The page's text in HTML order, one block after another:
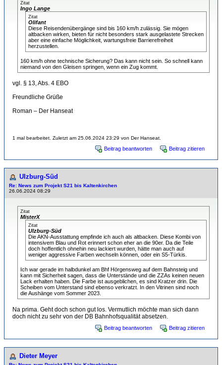
Zitat
Ingo Lange
Zitat
Olifant
Diese Reisendenübergänge sind bis 160 km/h zulässig. Sie mögen
altbacken wirken, bieten für nicht besonders stark ausgelastete Strecken
aber eine einfache Möglichkeit, wartungsfreie Barrierefreiheit
herzustellen.
160 km/h ohne technische Sicherung? Das kann nicht sein. So schnell kann
niemand von den Gleisen springen, wenn ein Zug kommt.
vgl. § 13, Abs. 4 EBO
Freundliche Grüße
Roman – Der Hanseat
1 mal bearbeitet. Zuletzt am 25.06.2024 23:29 von Der Hanseat.
Beitrag beantworten Beitrag zitieren
Ulzburg-Süd
Re: News zum Projekt S21 bis Kaltenkirchen
26.06.2024 08:29
Zitat
MisterX
Zitat
Ulzburg-Süd
Die AKN-Ausstattung empfinde ich auch als altbacken. Diese Kombi von
intensivem Blau und Rot erinnert schon eher an die 90er. Da die Teile
doch hoffentlich ohnehin neu lackiert wurden, hätte man auch auf
weniger aggressive Farben wechseln können, oder ein S5-Türkis.
Ich war gerade im halbdunkel am Bhf Hörgensweg auf dem Bahnsteig und
kann mit Sicherheit sagen, dass die Unterstände und die ZZAs keinen neuen
Lack erhalten haben. Die Farbe ist ausgeblichen, es sind Kratzer drin. Die
Scheiben vom Unterstand sind ebenso verkratzt. In den Vitrinen sind noch
die Aushänge vom Sommer 2023.
Na prima. Geht doch schon gut los. Vermutlich möchte man sich dann
doch nicht zu sehr von der DB Bahnhofsqualität absetzen.
Beitrag beantworten Beitrag zitieren
Dieter Meyer